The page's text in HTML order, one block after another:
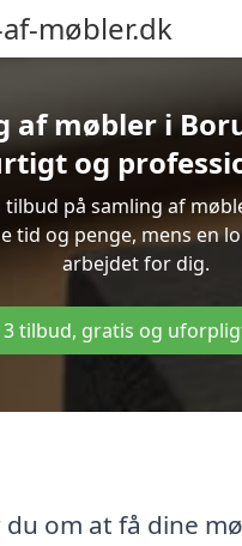
møbler.dk
af møbler i
og
tilbud på samling af
tid og penge, mens en
arbejdet for dig.
3 tilbud, gratis og
om at få dine